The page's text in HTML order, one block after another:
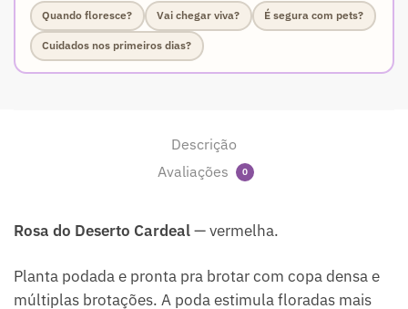
Quando floresce? Vai chegar viva? É segura com pets?
Cuidados nos primeiros dias?
Descrição
Avaliações
0
Rosa do Deserto Cardeal— vermelha.
Planta podada e pronta pra brotar com copa densa e
múltiplas brotações. A poda estimula floradas mais